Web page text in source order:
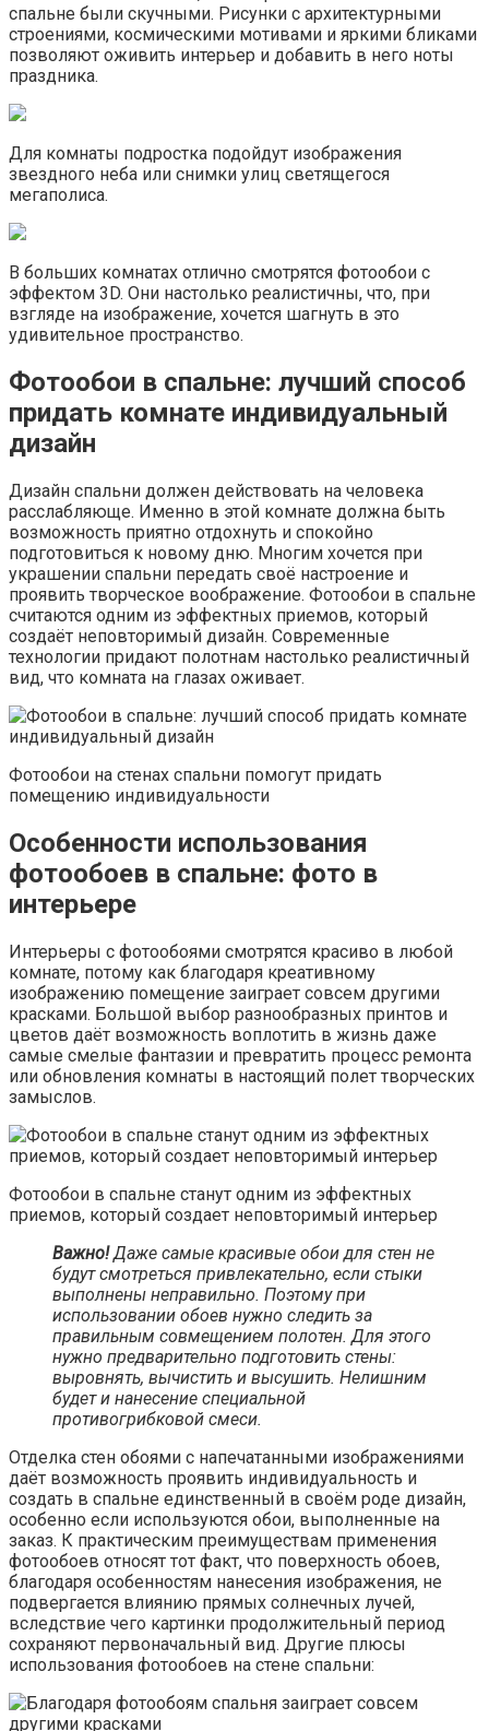
спальне были скучными. Рисунки с архитектурными
строениями, космическими мотивами и яркими бликами
позволяют оживить интерьер и добавить в него ноты
праздника.
Для комнаты подростка подойдут изображения
звездного неба или снимки улиц светящегося
мегаполиса.
В больших комнатах отлично смотрятся фотообои с
эффектом 3D. Они настолько реалистичны, что, при
взгляде на изображение, хочется шагнуть в это
удивительное пространство.
Фотообои в спальне: лучший способ
придать комнате индивидуальный
дизайн
Дизайн спальни должен действовать на человека
расслабляюще. Именно в этой комнате должна быть
возможность приятно отдохнуть и спокойно
подготовиться к новому дню. Многим хочется при
украшении спальни передать своё настроение и
проявить творческое воображение. Фотообои в спальне
считаются одним из эффектных приемов, который
создаёт неповторимый дизайн. Современные
технологии придают полотнам настолько реалистичный
вид, что комната на глазах оживает.
Фотообои на стенах спальни помогут придать
помещению индивидуальности
Особенности использования
фотообоев в спальне: фото в
интерьере
Интерьеры с фотообоями смотрятся красиво в любой
комнате, потому как благодаря креативному
изображению помещение заиграет совсем другими
красками. Большой выбор разнообразных принтов и
цветов даёт возможность воплотить в жизнь даже
самые смелые фантазии и превратить процесс ремонта
или обновления комнаты в настоящий полет творческих
замыслов.
Фотообои в спальне станут одним из эффектных
приемов, который создает неповторимый интерьер
Важно!Даже самые красивые обои для стен не
будут смотреться привлекательно, если стыки
выполнены неправильно. Поэтому при
использовании обоев нужно следить за
правильным совмещением полотен. Для этого
нужно предварительно подготовить стены:
выровнять, вычистить и высушить. Нелишним
будет и нанесение специальной
противогрибковой смеси.
Отделка стен обоями с напечатанными изображениями
даёт возможность проявить индивидуальность и
создать в спальне единственный в своём роде дизайн,
особенно если используются обои, выполненные на
заказ. К практическим преимуществам применения
фотообоев относят тот факт, что поверхность обоев,
благодаря особенностям нанесения изображения, не
подвергается влиянию прямых солнечных лучей,
вследствие чего картинки продолжительный период
сохраняют первоначальный вид. Другие плюсы
использования фотообоев на стене спальни: